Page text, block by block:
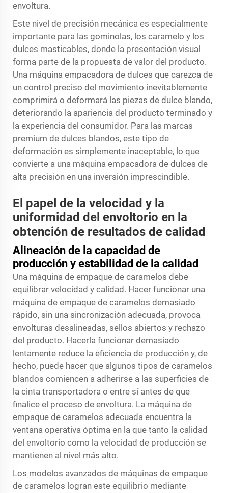
envoltura.
Este nivel de precisión mecánica es especialmente
importante para las gominolas, los caramelo y los
dulces masticables, donde la presentación visual
forma parte de la propuesta de valor del producto.
Una máquina empacadora de dulces que carezca de
un control preciso del movimiento inevitablemente
comprimirá o deformará las piezas de dulce blando,
deteriorando la apariencia del producto terminado y
la experiencia del consumidor. Para las marcas
premium de dulces blandos, este tipo de
deformación es simplemente inaceptable, lo que
convierte a una máquina empacadora de dulces de
alta precisión en una inversión imprescindible.
El papel de la velocidad y la
uniformidad del envoltorio en la
obtención de resultados de calidad
Alineación de la capacidad de
producción y estabilidad de la calidad
Una máquina de empaque de caramelos debe
equilibrar velocidad y calidad. Hacer funcionar una
máquina de empaque de caramelos demasiado
rápido, sin una sincronización adecuada, provoca
envolturas desalineadas, sellos abiertos y rechazo
del producto. Hacerla funcionar demasiado
lentamente reduce la eficiencia de producción y, de
hecho, puede hacer que algunos tipos de caramelos
blandos comiencen a adherirse a las superficies de
la cinta transportadora o entre sí antes de que
finalice el proceso de envoltura. La máquina de
empaque de caramelos adecuada encuentra la
ventana operativa óptima en la que tanto la calidad
del envoltorio como la velocidad de producción se
mantienen al nivel más alto.
Los modelos avanzados de máquinas de empaque
de caramelos logran este equilibrio mediante